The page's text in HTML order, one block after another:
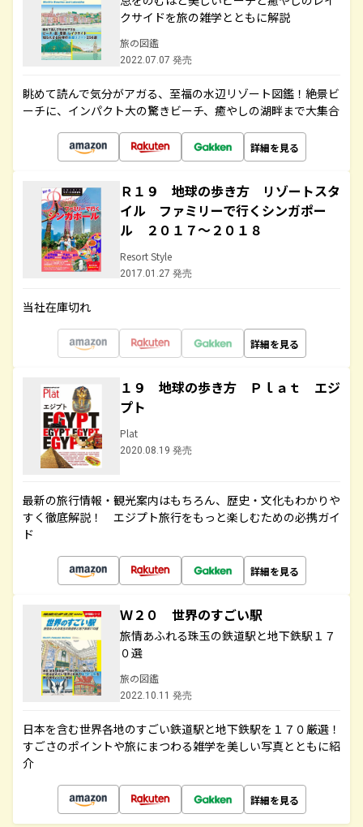
クサイドを旅の雑学とともに解説
旅の図鑑
2022.07.07 発売
眺めて読んで気分がアガる、至福の水辺リゾート図鑑！絶景ビ
ーチに、インパクト大の驚きビーチ、癒やしの湖畔まで大集合
詳細を見る
Ｒ１９ 地球の歩き方 リゾートスタ
イル ファミリーで行くシンガポー
ル ２０１７～２０１８
Resort Style
2017.01.27 発売
当社在庫切れ
詳細を見る
１９ 地球の歩き方 Ｐｌａｔ エジ
プト
Plat
2020.08.19 発売
最新の旅行情報・観光案内はもちろん、歴史・文化もわかりや
すく徹底解説！ エジプト旅行をもっと楽しむための必携ガイ
ド
詳細を見る
Ｗ２０ 世界のすごい駅
旅情あふれる珠玉の鉄道駅と地下鉄駅１７
０選
旅の図鑑
2022.10.11 発売
日本を含む世界各地のすごい鉄道駅と地下鉄駅を１７０厳選！
すごさのポイントや旅にまつわる雑学を美しい写真とともに紹
介
詳細を見る